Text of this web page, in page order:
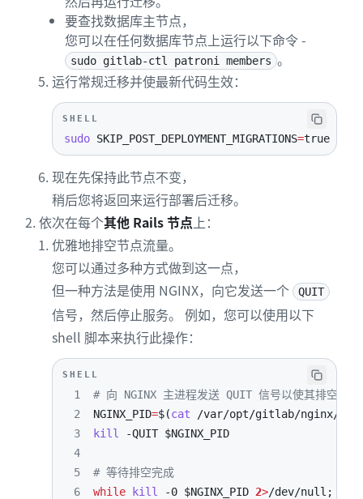
要查找数据库主节点，
您可以在任何数据库节点上运行以下命令 -
sudo gitlab-ctl patroni members 。
运行常规迁移并使最新代码生效：
SHELL
sudo SKIP_POST_DEPLOYMENT_MIGRATIONS=true
现在先保持此节点不变，
稍后您将返回来运行部署后迁移。
依次在每个其他 Rails 节点上：
优雅地排空节点流量。
您可以通过多种方式做到这一点，
但一种方法是使用 NGINX，向它发送一个
QUIT
信号，然后停止服务。 例如，您可以使用以下
shell 脚本来执行此操作：
SHELL
1
# 向 NGINX 主进程发送 QUIT 信号以使其排空并退
2
NGINX_PID=$(cat /var/opt/gitlab/nginx/
3
kill -QUIT $NGINX_PID
4
5
# 等待排空完成
6
while kill -0 $NGINX_PID 2>/dev/null ;